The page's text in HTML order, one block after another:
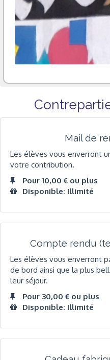
Mail de
Les élèves vous enverront
votre contribution.
Pour 10,00 € ou plus
Disponible: Illimité
Compte rendu
Les élèves vous enverront
de bord ainsi que la plus
leur séjour.
Pour 30,00 € ou plus
Disponible: Illimité